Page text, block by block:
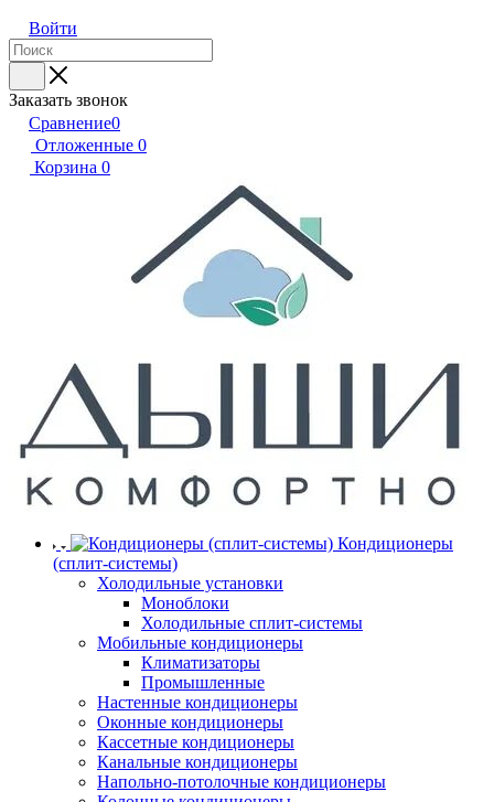
Войти
Заказать звонок
Сравнение0
Отложенные 0
Корзина 0
Кондиционеры
(сплит-системы)
Холодильные установки
Моноблоки
Холодильные сплит-системы
Мобильные кондиционеры
Климатизаторы
Промышленные
Настенные кондиционеры
Оконные кондиционеры
Кассетные кондиционеры
Канальные кондиционеры
Напольно-потолочные кондиционеры